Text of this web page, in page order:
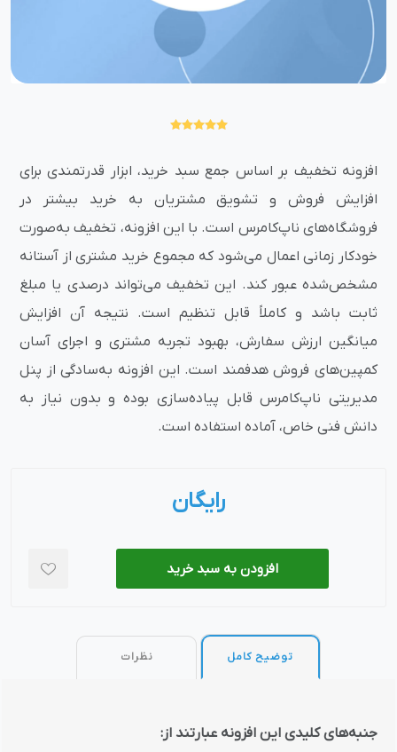
افزونه تخفیف بر اساس جمع سبد خرید، ابزار قدرتمندی برای
افزایش فروش و تشویق مشتریان به خرید بیشتر در
فروشگاه‌های ناپ‌کامرس است. با این افزونه، تخفیف به‌صورت
خودکار زمانی اعمال می‌شود که مجموع خرید مشتری از آستانه
مشخص‌شده عبور کند. این تخفیف می‌تواند درصدی یا مبلغ
ثابت باشد و کاملاً قابل تنظیم است. نتیجه آن افزایش
میانگین ارزش سفارش، بهبود تجربه مشتری و اجرای آسان
کمپین‌های فروش هدفمند است. این افزونه به‌سادگی از پنل
مدیریتی ناپ‌کامرس قابل پیاده‌سازی بوده و بدون نیاز به
دانش فنی خاص، آماده استفاده است.
رایگان
افزودن به سبد خرید
توضیح کامل نظرات
جنبه‌های کلیدی این افزونه عبارتند از: